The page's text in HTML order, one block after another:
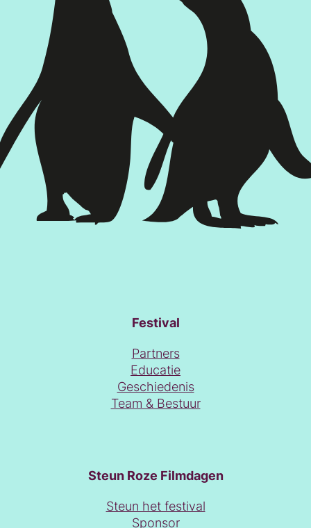
Festival
Partners
Educatie
Geschiedenis
Team & Bestuur
Steun Roze Filmdagen
Steun het festival
Sponsor